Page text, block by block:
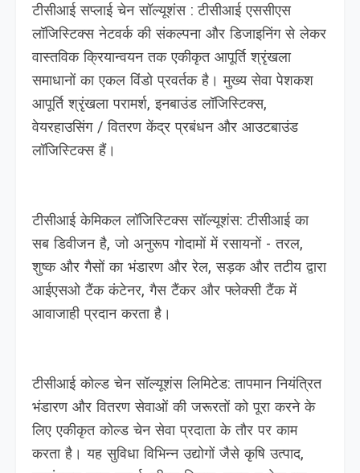
टीसीआई सप्‍लाई चेन सॉल्‍यूशंस : टीसीआई एससीएस
लॉजिस्टिक्स नेटवर्क की संकल्पना और डिजाइनिंग से लेकर
वास्तविक क्रियान्वयन तक एकीकृत आपूर्ति श्रृंखला
समाधानों का एकल विंडो प्रवर्तक है। मुख्य सेवा पेशकश
आपूर्ति श्रृंखला परामर्श, इनबाउंड लॉजिस्टिक्स,
वेयरहाउसिंग / वितरण केंद्र प्रबंधन और आउटबाउंड
लॉजिस्टिक्स हैं।
टीसीआई केमिकल लॉजिस्टिक्स सॉल्यूशंस: टीसीआई का
सब डिवीजन है, जो अनुरूप गोदामों में रसायनों - तरल,
शुष्क और गैसों का भंडारण और रेल, सड़क और तटीय द्वारा
आईएसओ टैंक कंटेनर, गैस टैंकर और फ्लेक्सी टैंक में
आवाजाही प्रदान करता है।
टीसीआई कोल्ड चेन सॉल्यूशंस लिमिटेड: तापमान नियंत्रित
भंडारण और वितरण सेवाओं की जरूरतों को पूरा करने के
लिए एकीकृत कोल्ड चेन सेवा प्रदाता के तौर पर काम
करता है। यह सुविधा विभिन्न उद्योगों जैसे कृषि उत्पाद,